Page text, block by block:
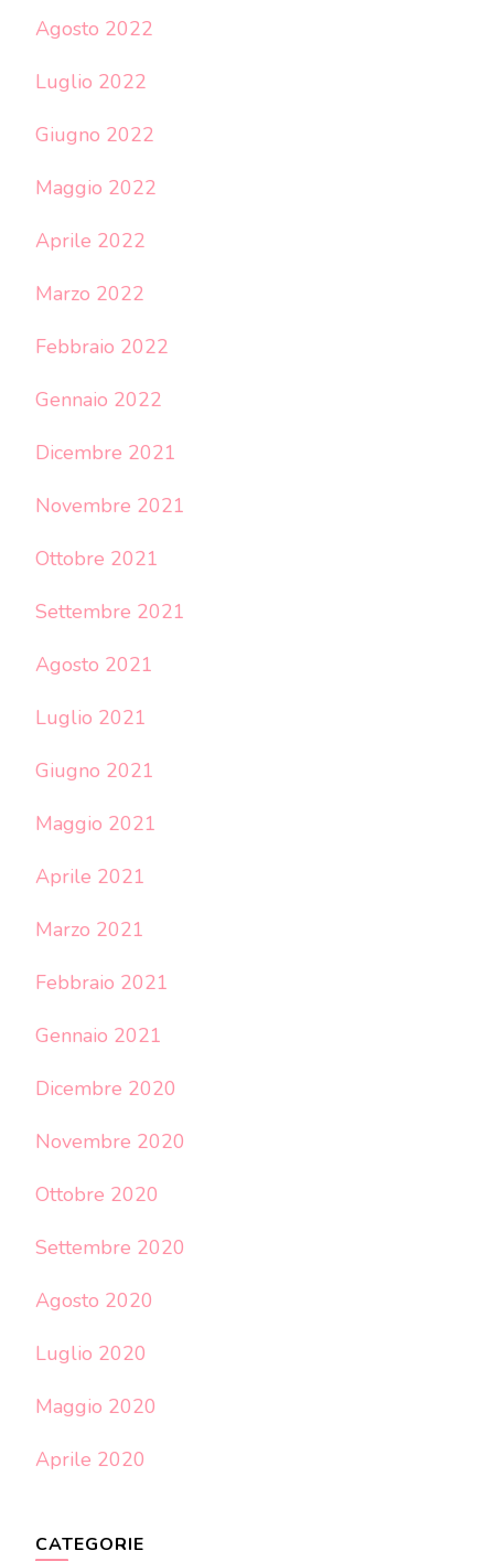
Agosto 2022
Luglio 2022
Giugno 2022
Maggio 2022
Aprile 2022
Marzo 2022
Febbraio 2022
Gennaio 2022
Dicembre 2021
Novembre 2021
Ottobre 2021
Settembre 2021
Agosto 2021
Luglio 2021
Giugno 2021
Maggio 2021
Aprile 2021
Marzo 2021
Febbraio 2021
Gennaio 2021
Dicembre 2020
Novembre 2020
Ottobre 2020
Settembre 2020
Agosto 2020
Luglio 2020
Maggio 2020
Aprile 2020
CATEGORIE